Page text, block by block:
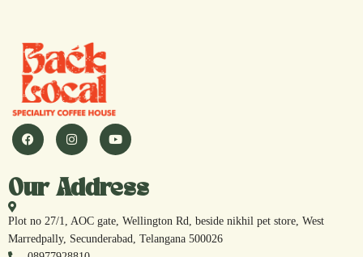
Our Address
Plot no 27/1, AOC gate, Wellington Rd, beside nikhil pet store, West
Marredpally, Secunderabad, Telangana 500026